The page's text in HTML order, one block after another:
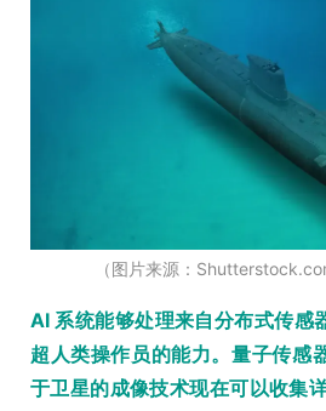
（图片来源：
AI 系统能够处理来自分布式传感
超人类操作员的能力。量子传感
于卫星的成像技术现在可以收集